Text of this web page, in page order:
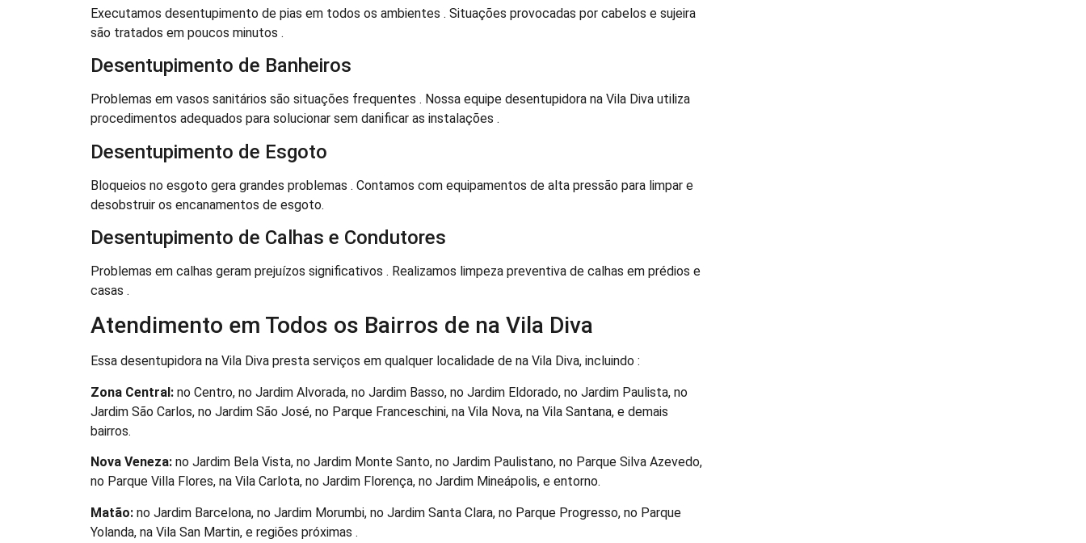
Executamos desentupimento de pias em todos os ambientes . Situações provocadas por cabelos e sujeira
são tratados em poucos minutos .
Desentupimento de Banheiros
Problemas em vasos sanitários são situações frequentes . Nossa equipe desentupidora na Vila Diva utiliza
procedimentos adequados para solucionar sem danificar as instalações .
Desentupimento de Esgoto
Bloqueios no esgoto gera grandes problemas . Contamos com equipamentos de alta pressão para limpar e
desobstruir os encanamentos de esgoto.
Desentupimento de Calhas e Condutores
Problemas em calhas geram prejuízos significativos . Realizamos limpeza preventiva de calhas em prédios e
casas .
Atendimento em Todos os Bairros de na Vila Diva
Essa desentupidora na Vila Diva presta serviços em qualquer localidade de na Vila Diva, incluindo :
Zona Central: no Centro, no Jardim Alvorada, no Jardim Basso, no Jardim Eldorado, no Jardim Paulista, no
Jardim São Carlos, no Jardim São José, no Parque Franceschini, na Vila Nova, na Vila Santana, e demais
bairros.
Nova Veneza: no Jardim Bela Vista, no Jardim Monte Santo, no Jardim Paulistano, no Parque Silva Azevedo,
no Parque Villa Flores, na Vila Carlota, no Jardim Florença, no Jardim Mineápolis, e entorno.
Matão: no Jardim Barcelona, no Jardim Morumbi, no Jardim Santa Clara, no Parque Progresso, no Parque
Yolanda, na Vila San Martin, e regiões próximas .